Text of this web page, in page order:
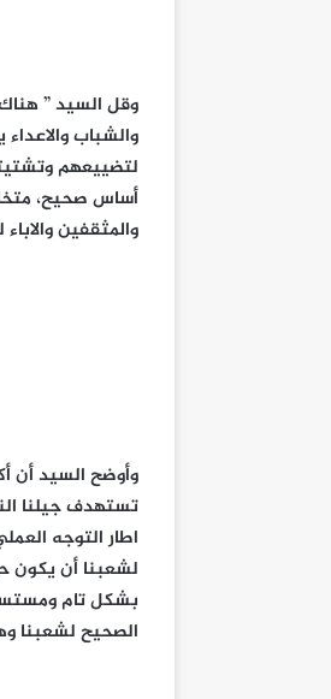
وقل السيد ”
والشباب
لتضييعهم
أساس صحيح،
والمثقفين
وأوضح السيد أن
تستهدف جيلنا
اطار التوجه
لشعبنا أن يكون
بشكل تام
الصحيح لشعبنا